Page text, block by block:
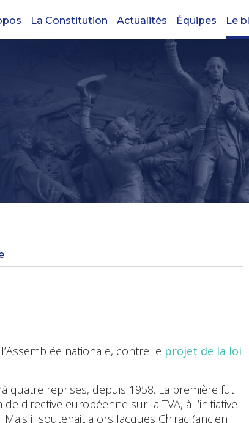
La Constitution Actualités Équipes Le
nationale, contre le projet de la loi
quatre reprises, depuis 1958. La première fut
directive européenne sur la TVA, à l’initiative
il soutenait alors Jacques Chirac (ancien